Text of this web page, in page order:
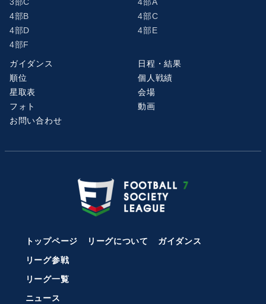
4部B
4部C
4部D
4部E
4部F
ガイダンス
日程・結果
順位
個人戦績
星取表
会場
フォト
動画
お問い合わせ
トップページ リーグについて
ガイダンス
リーグ参戦
リーグ一覧
ニュース